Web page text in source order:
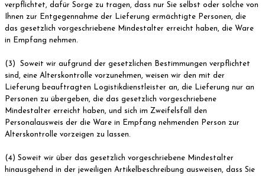
verpflichtet, dafür Sorge zu tragen, dass nur Sie selbst oder solche von
Ihnen zur Entgegennahme der Lieferung ermächtigte Personen, die
das gesetzlich vorgeschriebene Mindestalter erreicht haben, die Ware
in Empfang nehmen.
(3) Soweit wir aufgrund der gesetzlichen Bestimmungen verpflichtet
sind, eine Alterskontrolle vorzunehmen, weisen wir den mit der
Lieferung beauftragten Logistikdienstleister an, die Lieferung nur an
Personen zu übergeben, die das gesetzlich vorgeschriebene
Mindestalter erreicht haben, und sich im Zweifelsfall den
Personalausweis der die Ware in Empfang nehmenden Person zur
Alterskontrolle vorzeigen zu lassen.
(4) Soweit wir über das gesetzlich vorgeschriebene Mindestalter
hinausgehend in der jeweiligen Artikelbeschreibung ausweisen, dass Sie